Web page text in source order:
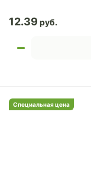
12.39
Специальная цена